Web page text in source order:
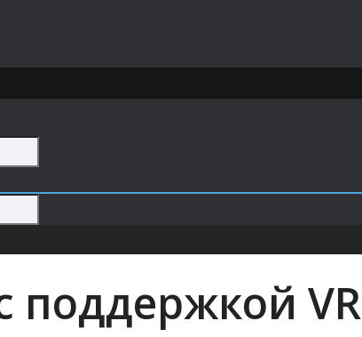
поддержкой VR